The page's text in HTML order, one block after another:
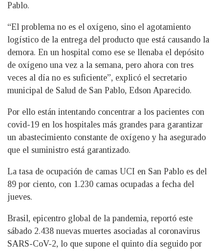
Pablo.
“El problema no es el oxígeno, sino el agotamiento
logístico de la entrega del producto que está causando la
demora. En un hospital como ese se llenaba el depósito
de oxígeno una vez a la semana, pero ahora con tres
veces al día no es suficiente”, explicó el secretario
municipal de Salud de San Pablo, Edson Aparecido.
Por ello están intentando concentrar a los pacientes con
covid-19 en los hospitales más grandes para garantizar
un abastecimiento constante de oxígeno y ha asegurado
que el suministro está garantizado.
La tasa de ocupación de camas UCI en San Pablo es del
89 por ciento, con 1.230 camas ocupadas a fecha del
jueves.
Brasil, epicentro global de la pandemia, reportó este
sábado 2.438 nuevas muertes asociadas al coronavirus
SARS-CoV-2, lo que supone el quinto día seguido por